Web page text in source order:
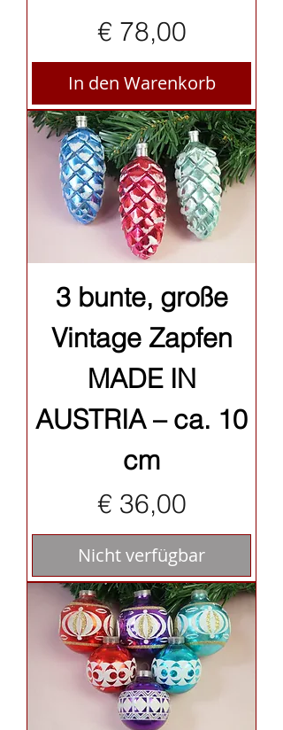
Preis
€ 78,00
In den Warenkorb
3 bunte, große
Vintage Zapfen
MADE IN
AUSTRIA – ca. 10
cm
Preis
€ 36,00
Nicht verfügbar